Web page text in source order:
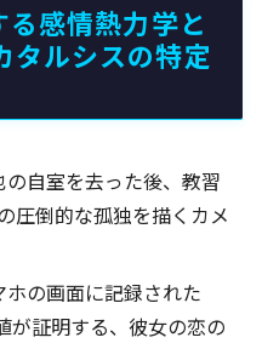
感情熱力学と
タルシスの特定
の自室を去った後、教習
圧倒的な孤独を描くカメ
ホの画面に記録された
が証明する、彼女の恋の